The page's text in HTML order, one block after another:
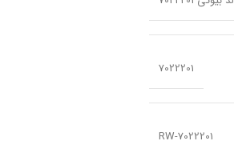
7022201
RW-7022201